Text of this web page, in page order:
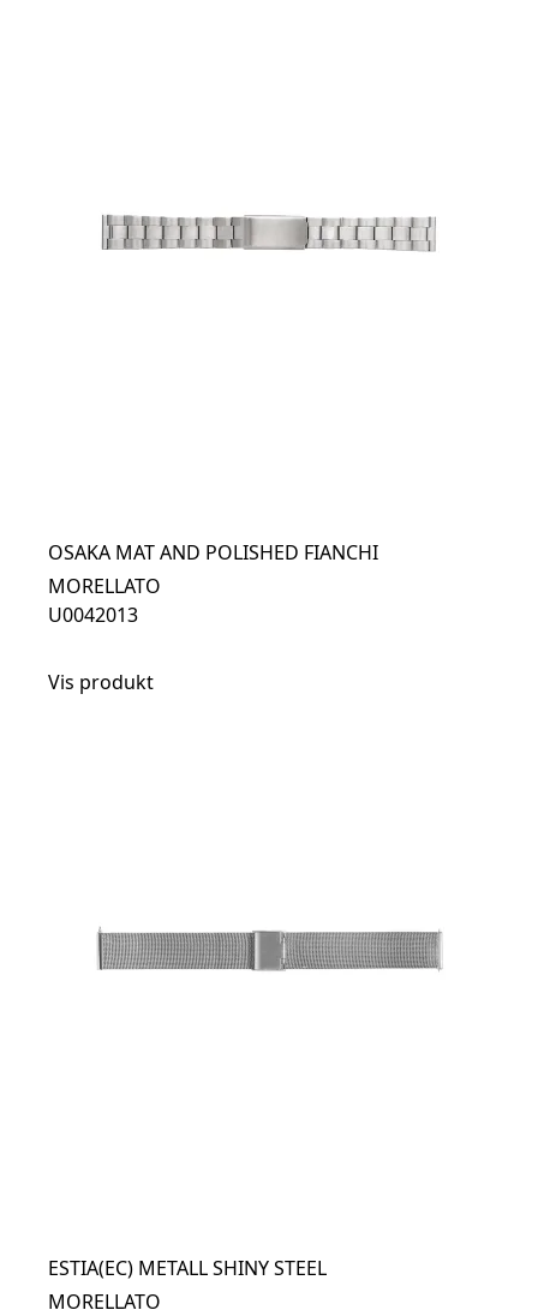
OSAKA MAT AND POLISHED FIANCHI
MORELLATO
U0042013
Vis produkt
ESTIA(EC) METALL SHINY STEEL
MORELLATO